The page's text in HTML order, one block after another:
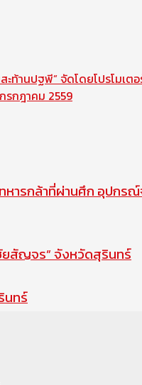
ท้านปฐพี” จัดโดยโปรโมเ
รกฎาคม 2559
กล้าที่ผ่านศึก อุปกรณ์
ยสัญจร” จังหวัดสุรินทร์
นทร์